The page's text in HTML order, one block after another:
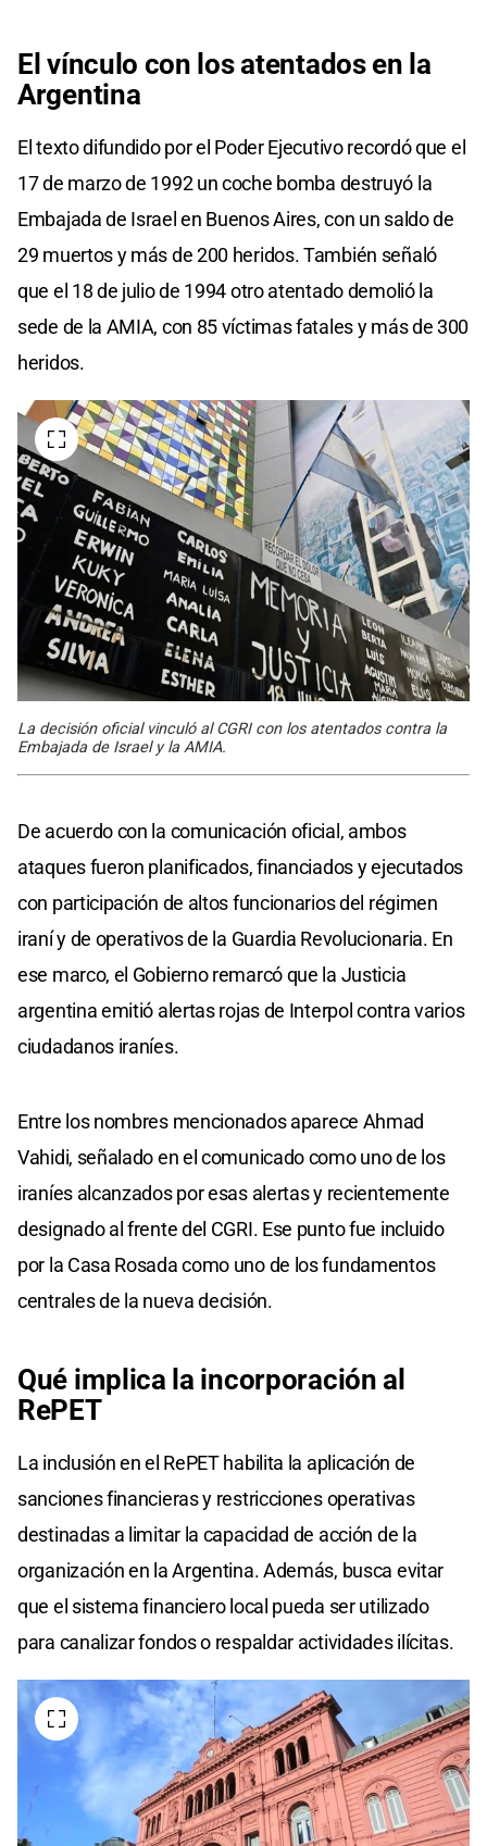
El vínculo con los atentados en la
Argentina
El texto difundido por el Poder Ejecutivo recordó que el
17 de marzo de 1992 un coche bomba destruyó la
Embajada de Israel en Buenos Aires, con un saldo de
29 muertos y más de 200 heridos. También señaló
que el 18 de julio de 1994 otro atentado demolió la
sede de la AMIA, con 85 víctimas fatales y más de 300
heridos.
La decisión oficial vinculó al CGRI con los atentados contra la
Embajada de Israel y la AMIA.
De acuerdo con la comunicación oficial, ambos
ataques fueron planificados, financiados y ejecutados
con participación de altos funcionarios del régimen
iraní y de operativos de la Guardia Revolucionaria. En
ese marco, el Gobierno remarcó que la Justicia
argentina emitió alertas rojas de Interpol contra varios
ciudadanos iraníes.
Entre los nombres mencionados aparece Ahmad
Vahidi, señalado en el comunicado como uno de los
iraníes alcanzados por esas alertas y recientemente
designado al frente del CGRI. Ese punto fue incluido
por la Casa Rosada como uno de los fundamentos
centrales de la nueva decisión.
Qué implica la incorporación al
RePET
La inclusión en el RePET habilita la aplicación de
sanciones financieras y restricciones operativas
destinadas a limitar la capacidad de acción de la
organización en la Argentina. Además, busca evitar
que el sistema financiero local pueda ser utilizado
para canalizar fondos o respaldar actividades ilícitas.